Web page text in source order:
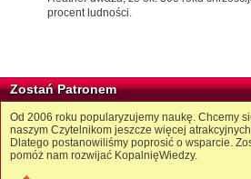
procent ludności.
Zostań Patronem
Od 2006 roku popularyzujemy naukę. Chcemy
naszym Czytelnikom jeszcze więcej
Dlatego postanowiliśmy poprosić o wsparcie.
pomóż nam rozwijać KopalnięWiedzy.